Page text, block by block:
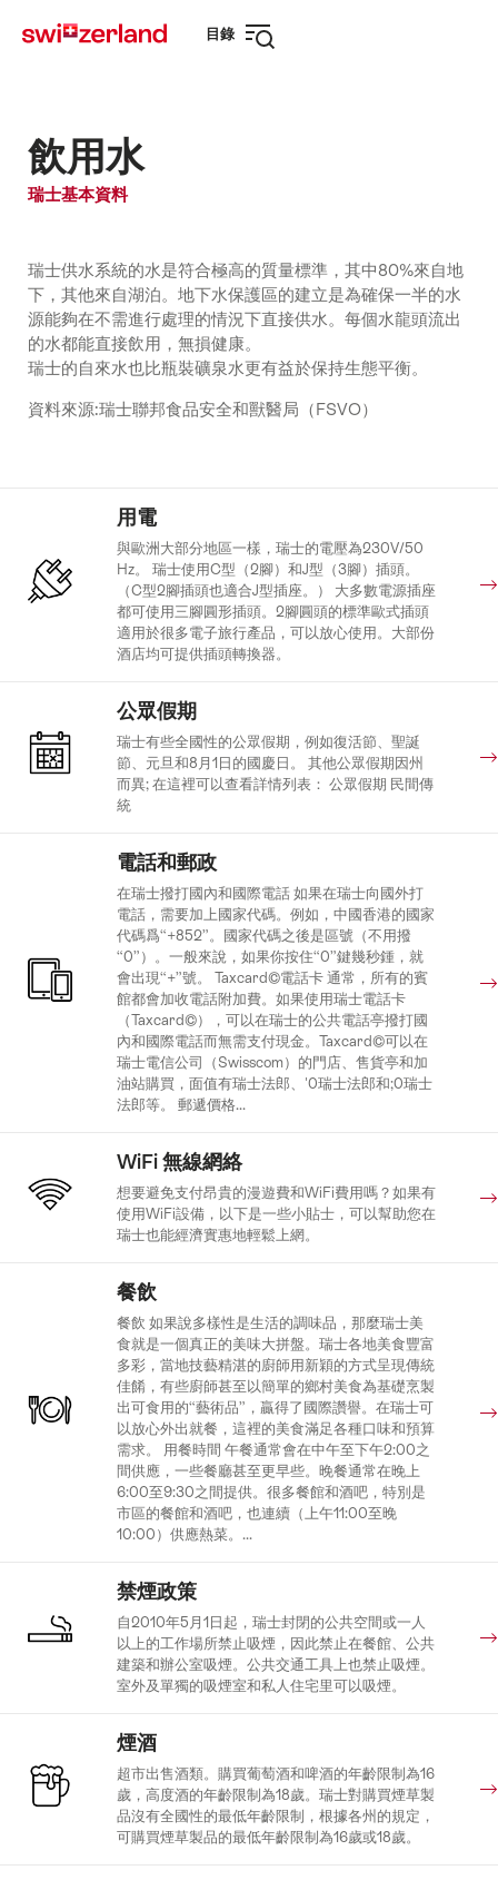
目錄
飲用水
瑞士基本資料
瑞士供水系統的水是符合極高的質量標準，其中80%來自地
下，其他來自湖泊。地下水保護區的建立是為確保一半的水
源能夠在不需進行處理的情況下直接供水。每個水龍頭流出
的水都能直接飲用，無損健康。
瑞士的自來水也比瓶裝礦泉水更有益於保持生態平衡。
資料來源:瑞士聯邦食品安全和獸醫局（FSVO）
用電
與歐洲大部分地區一樣，瑞士的電壓為230V/50
Hz。 瑞士使用C型（2腳）和J型（3腳）插頭。
（C型2腳插頭也適合J型插座。） 大多數電源插座
都可使用三腳圓形插頭。2腳圓頭的標準歐式插頭
適用於很多電子旅行產品，可以放心使用。大部份
酒店均可提供插頭轉換器。
公眾假期
瑞士有些全國性的公眾假期，例如復活節、聖誕
節、元旦和8月1日的國慶日。 其他公眾假期因州
而異; 在這裡可以查看詳情列表： 公眾假期 民間傳
統
電話和郵政
在瑞士撥打國內和國際電話 如果在瑞士向國外打
電話，需要加上國家代碼。例如，中國香港的國家
代碼爲“+852”。國家代碼之後是區號（不用撥
“0”）。一般來說，如果你按住“0”鍵幾秒鍾，就
會出現“+”號。 Taxcard©電話卡 通常，所有的賓
館都會加收電話附加費。如果使用瑞士電話卡
（Taxcard©），可以在瑞士的公共電話亭撥打國
內和國際電話而無需支付現金。Taxcard©可以在
瑞士電信公司（Swisscom）的門店、售貨亭和加
油站購買，面值有瑞士法郎、'0瑞士法郎和;0瑞士
法郎等。 郵遞價格...
WiFi 無線網絡
想要避免支付昂貴的漫遊費和WiFi費用嗎？如果有
使用WiFi設備，以下是一些小貼士，可以幫助您在
瑞士也能經濟實惠地輕鬆上網。
餐飲
餐飲 如果說多樣性是生活的調味品，那麼瑞士美
食就是一個真正的美味大拼盤。瑞士各地美食豐富
多彩，當地技藝精湛的廚師用新穎的方式呈現傳統
佳餚，有些廚師甚至以簡單的鄉村美食為基礎烹製
出可食用的“藝術品”，贏得了國際讚譽。在瑞士可
以放心外出就餐，這裡的美食滿足各種口味和預算
需求。 用餐時間 午餐通常會在中午至下午2:00之
間供應，一些餐廳甚至更早些。晚餐通常在晚上
6:00至9:30之間提供。很多餐館和酒吧，特別是
市區的餐館和酒吧，也連續（上午11:00至晚
10:00）供應熱菜。...
禁煙政策
自2010年5月1日起，瑞士封閉的公共空間或一人
以上的工作場所禁止吸煙，因此禁止在餐館、公共
建築和辦公室吸煙。公共交通工具上也禁止吸煙。
室外及單獨的吸煙室和私人住宅里可以吸煙。
煙酒
超市出售酒類。購買葡萄酒和啤酒的年齡限制為16
歲，高度酒的年齡限制為18歲。瑞士對購買煙草製
品沒有全國性的最低年齡限制，根據各州的規定，
可購買煙草製品的最低年齡限制為16歲或18歲。